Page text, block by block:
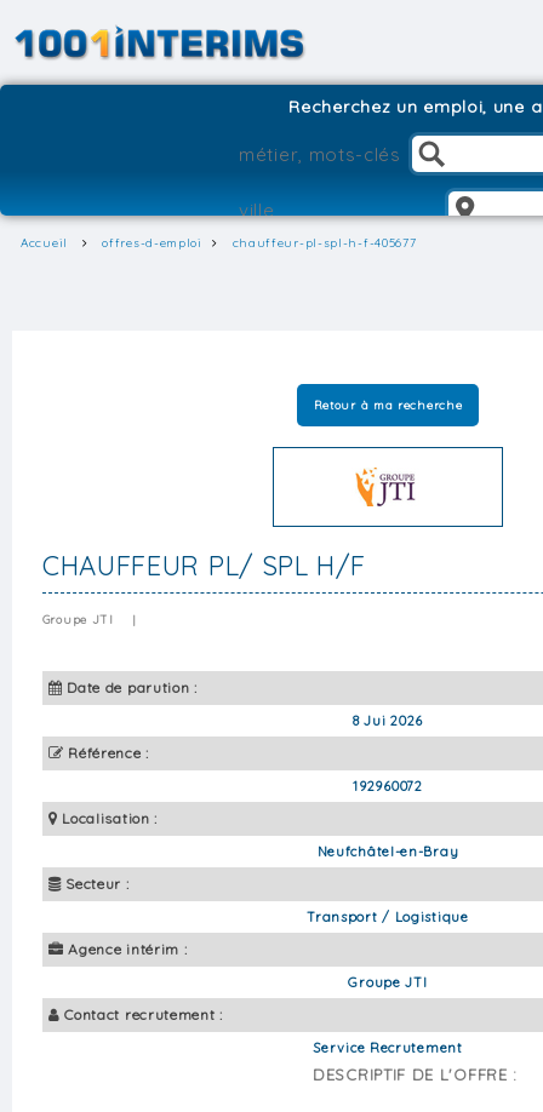
Recherchez un emploi, une
Accueil offres-d-emploi chauffeur-pl-spl-h-f-405677
Retour à ma recherche
CHAUFFEUR PL/ SPL H/F
Groupe JTI |
Date de parution :
8 Jui 2026
Référence :
192960072
Localisation :
Neufchâtel-en-Bray
Secteur :
Transport / Logistique
Agence intérim :
Groupe JTI
Contact recrutement :
Service Recrutement
DESCRIPTIF DE L'OFFRE :